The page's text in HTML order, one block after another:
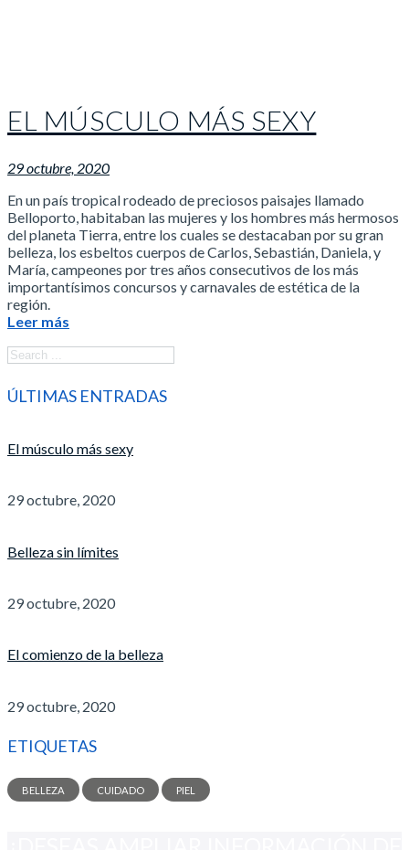
EL MÚSCULO MÁS SEXY
29 octubre, 2020
En un país tropical rodeado de preciosos paisajes llamado
Belloporto, habitaban las mujeres y los hombres más hermosos
del planeta Tierra, entre los cuales se destacaban por su gran
belleza, los esbeltos cuerpos de Carlos, Sebastián, Daniela, y
María, campeones por tres años consecutivos de los más
importantísimos concursos y carnavales de estética de la
región.
Leer más
ÚLTIMAS ENTRADAS
El músculo más sexy
29 octubre, 2020
Belleza sin límites
29 octubre, 2020
El comienzo de la belleza
29 octubre, 2020
ETIQUETAS
BELLEZA CUIDADO PIEL